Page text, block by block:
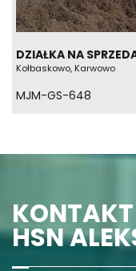
DZIAŁKA NA
Kołbaskowo, Karwowo
MJM-GS-648
HSN